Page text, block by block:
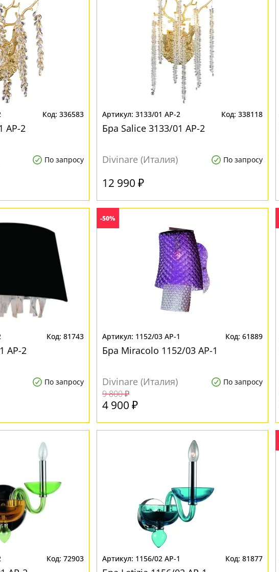
336583
AP-2
По запросу
3133/01 AP-2 338118
Бра Salice 3133/01 AP-2
Divinare (Италия) По запросу
12 990 ₽
81743
AP-2
По запросу
-50%
1152/03 AP-1 61889
Бра Miracolo 1152/03 AP-1
Divinare (Италия) По запросу
9 800 ₽
4 900 ₽
72903 1156/02 AP-1 81877